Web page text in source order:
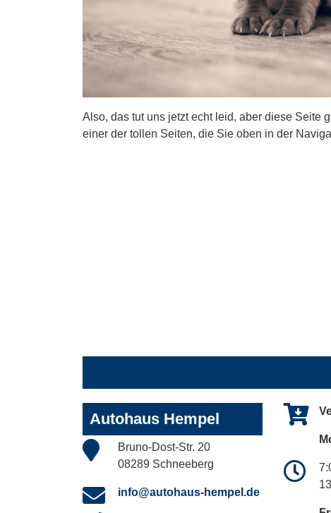
Also, das tut uns jetzt echt leid, aber diese Seite
einer der tollen Seiten, die Sie oben in der
Autohaus Hempel
Bruno-Dost-Str. 20
08289 Schneeberg
info@autohaus-hempel.de